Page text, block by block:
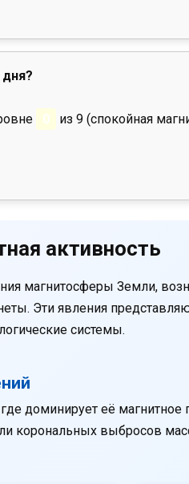
0 из 9 (спокойная
активность
магнитосферы Земли,
Эти явления
системы.
доминирует её
корональных выбросов